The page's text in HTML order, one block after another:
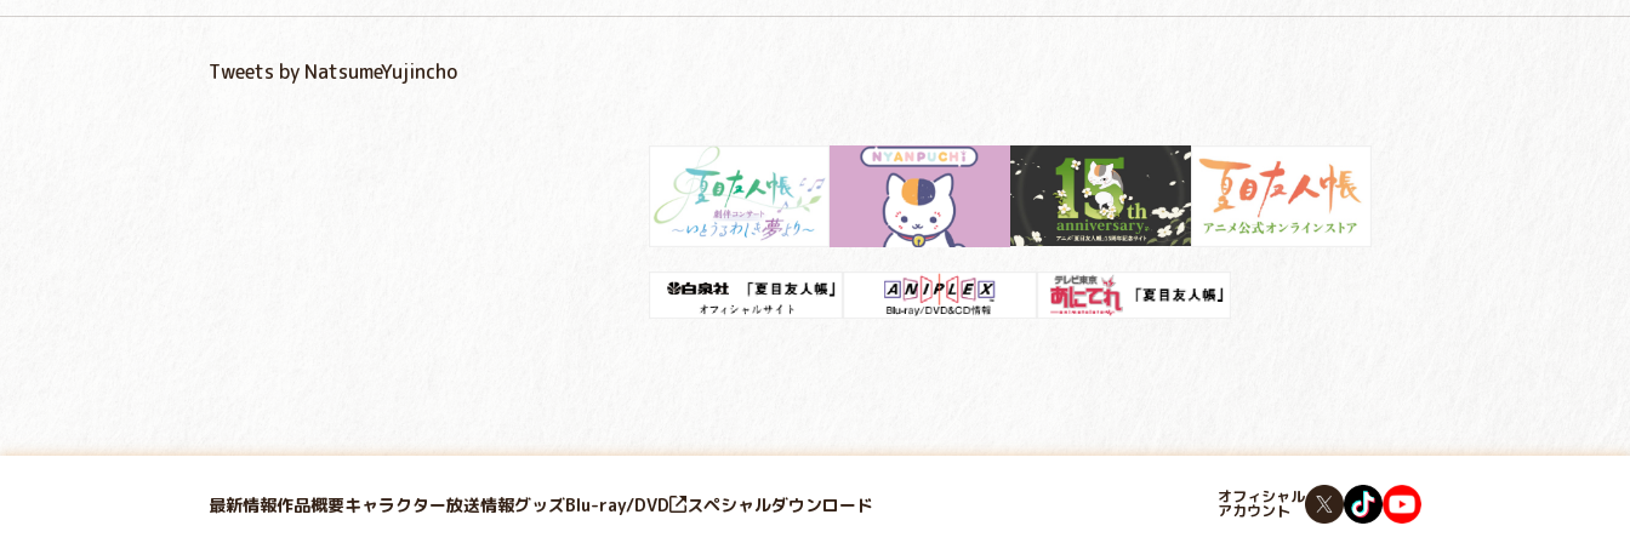
Tweets by NatsumeYujincho
最新情報作品概要キャラクター放送情報グッズBlu-ray/DVD スペシャルダウンロード オフィシャル
アカウント